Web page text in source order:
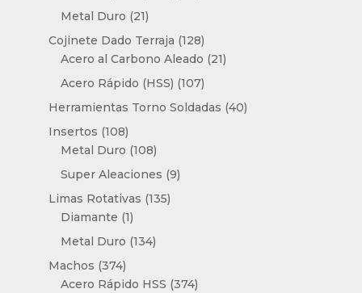
Metal Duro 2121
productos
Cojinete Dado Terraja 128128
productos
Acero al Carbono Aleado 2121
Acero Rápido (HSS) 107107
productos
Herramientas Torno Soldadas 4040
Insertos 108108
productos
Metal Duro 108108
productos
Super Aleaciones 99
Limas Rotativas 135135
Diamante 11
producto
Metal Duro 134134
Machos 374374
productos
Acero Rápido HSS 374374